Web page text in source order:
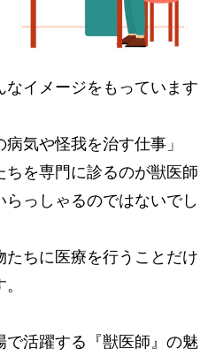
イメージをもっています
気や怪我を治す仕事」
を専門に診るのが獣医師
っしゃるのではないでし
ちに医療を行うことだけ
活躍する『獣医師』の魅